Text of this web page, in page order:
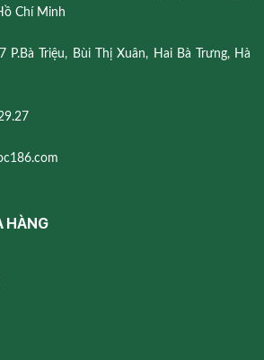
Chí Minh
P.Bà Triệu, Bùi Thị Xuân, Hai Bà Trưng, Hà
HÀNG